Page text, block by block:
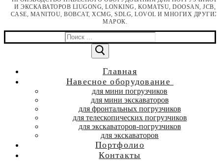
И ЭКСКАВАТОРОВ LIUGONG, LONKING, KOMATSU, DOOSAN, JCB,
CASE, MANITOU, BOBCAT, XCMG, SDLG, LOVOL И МНОГИХ ДРУГИХ
МАРОК.
Найти:
Главная
Навесное оборудование
для мини погрузчиков
для мини экскаваторов
для фронтальных погрузчиков
для телескопических погрузчиков
для экскаваторов-погрузчиков
для экскаваторов
Портфолио
Контакты